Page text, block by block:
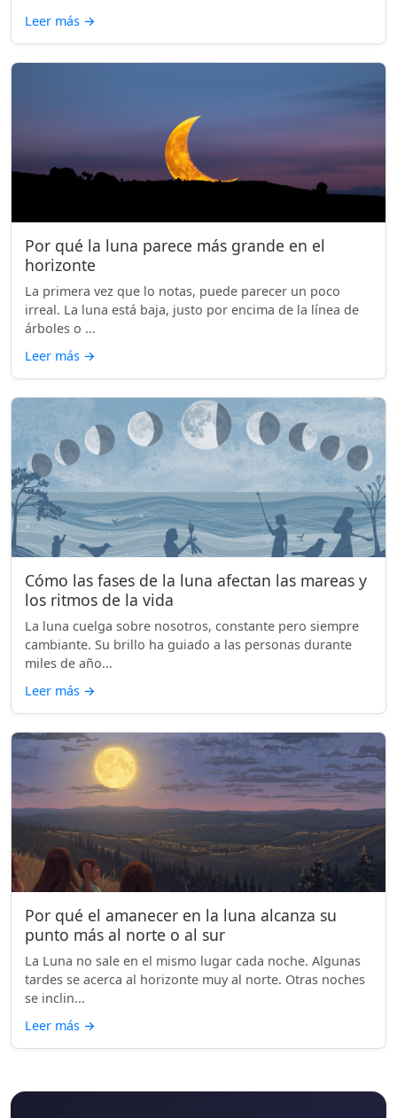
Leer más →
Por qué la luna parece más grande en el
horizonte
La primera vez que lo notas, puede parecer un poco
irreal. La luna está baja, justo por encima de la línea de
árboles o ...
Leer más →
Cómo las fases de la luna afectan las mareas y
los ritmos de la vida
La luna cuelga sobre nosotros, constante pero siempre
cambiante. Su brillo ha guiado a las personas durante
miles de año...
Leer más →
Por qué el amanecer en la luna alcanza su
punto más al norte o al sur
La Luna no sale en el mismo lugar cada noche. Algunas
tardes se acerca al horizonte muy al norte. Otras noches
se inclin...
Leer más →